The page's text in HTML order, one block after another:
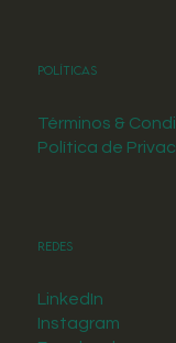
Políticas
Términos &
Política de
Redes
LinkedIn
Instagram